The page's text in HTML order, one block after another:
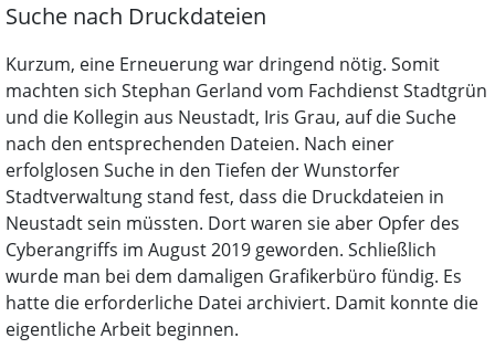
Suche nach Druckdateien
Kurzum, eine Erneuerung war dringend nötig. Somit
machten sich Stephan Gerland vom Fachdienst Stadtgrün
und die Kollegin aus Neustadt, Iris Grau, auf die Suche
nach den entsprechenden Dateien. Nach einer
erfolglosen Suche in den Tiefen der Wunstorfer
Stadtverwaltung stand fest, dass die Druckdateien in
Neustadt sein müssten. Dort waren sie aber Opfer des
Cyberangriffs im August 2019 geworden. Schließlich
wurde man bei dem damaligen Grafikerbüro fündig. Es
hatte die erforderliche Datei archiviert. Damit konnte die
eigentliche Arbeit beginnen.